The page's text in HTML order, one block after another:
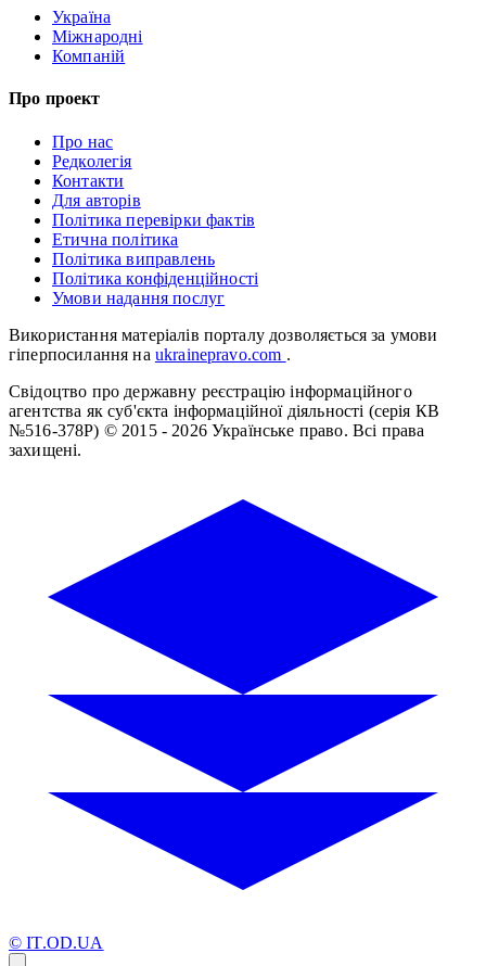
Україна
Міжнародні
Компаній
Про проект
Про нас
Редколегія
Контакти
Для авторів
Політика перевірки фактів
Етична політика
Політика виправлень
Політика конфіденційності
Умови надання послуг
Використання матеріалів порталу дозволяється за умови
гіперпосилання на ukrainepravo.com .
Свідоцтво про державну реєстрацію інформаційного
агентства як суб'єкта інформаційної діяльності (серія КВ
№516-378Р) © 2015 - 2026 Українське право. Всі права
захищені.
© IT.OD.UA